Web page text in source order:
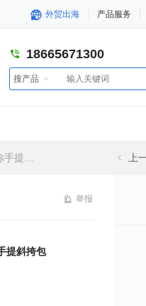
外贸出海 产品服务
18665671300
搜产品
挎包 上
举报
提斜挎包